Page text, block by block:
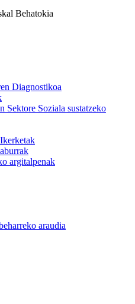
Behatokia
Diagnostikoa
Sektore Soziala sustatzeko
argitalpenak
araudia